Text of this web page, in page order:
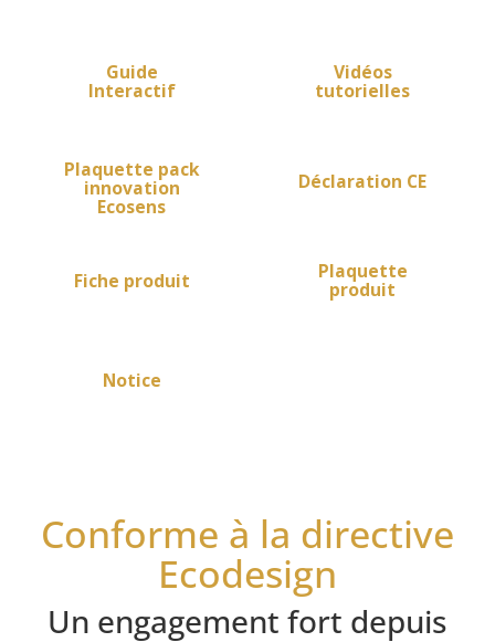
Guide
Interactif
Vidéos
tutorielles
Plaquette pack
innovation
Ecosens
Déclaration CE
Fiche produit Plaquette
produit
Notice
Conforme à la directive
Ecodesign
Un engagement fort depuis